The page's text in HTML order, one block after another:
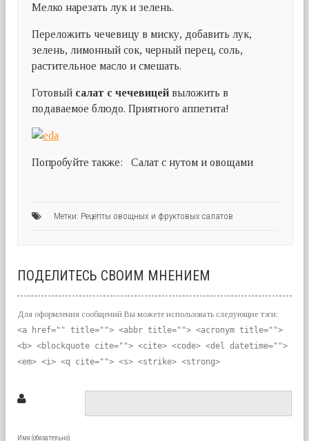
Мелко нарезать лук и зелень.
Переложить чечевицу в миску, добавить лук,
зелень, лимонный сок, черный перец, соль,
растительное масло и смешать.
Готовый салат с чечевицей выложить в
подаваемое блюдо. Приятного аппетита!
Попробуйте также: Салат с нутом и овощами
Метки: Рецепты овощных и фруктовых салатов
ПОДЕЛИТЕСЬ СВОИМ МНЕНИЕМ
Для оформления сообщений Вы можете использовать следующие тэги:
<a href="" title=""> <abbr title=""> <acronym title="">
<b> <blockquote cite=""> <cite> <code> <del datetime="">
<em> <i> <q cite=""> <s> <strike> <strong>
Имя (обязательно)